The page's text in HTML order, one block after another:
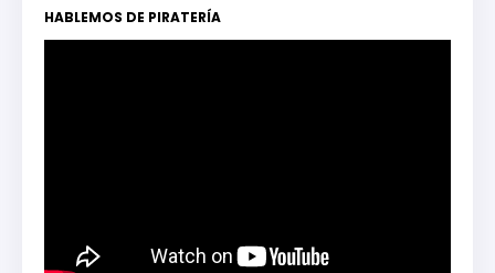
HABLEMOS DE PIRATERÍA